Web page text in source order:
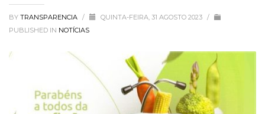
BY TRANSPARENCIA / QUINTA-FEIRA, 31 AGOSTO 2023 /
PUBLISHED IN NOTÍCIAS